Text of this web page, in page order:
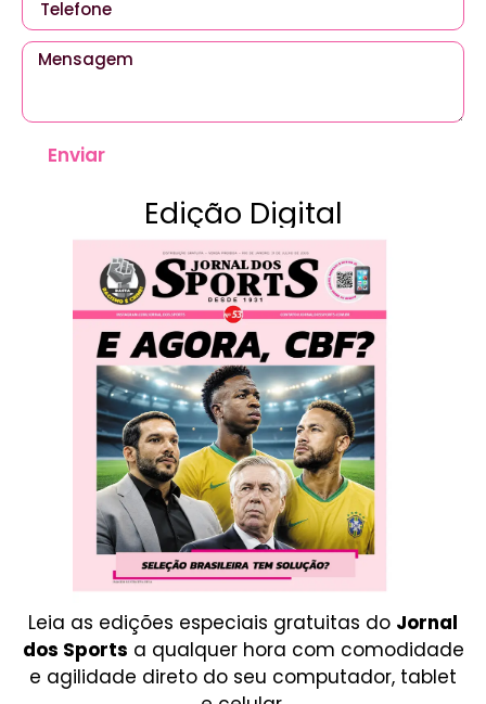
Enviar
Edição Digital
Leia as edições especiais gratuitas do Jornal
dos Sports a qualquer hora com comodidade
e agilidade direto do seu computador, tablet